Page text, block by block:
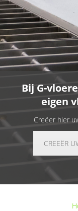
Bij G-
eigen
Creëer hier
CREEËR